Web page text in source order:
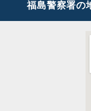
福島警察署の